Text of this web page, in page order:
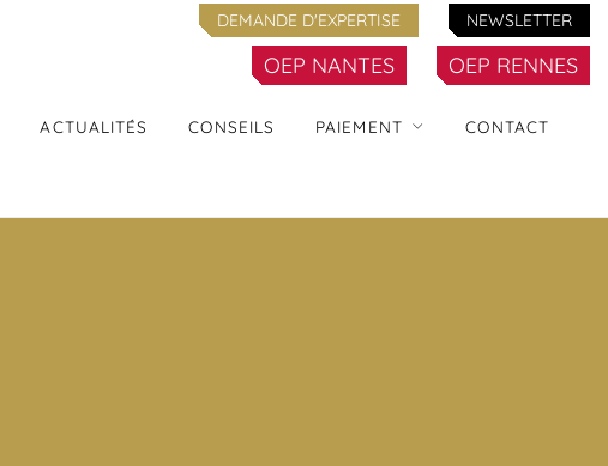
DEMANDE D'EXPERTISE NEWSLETTER
OEP NANTES OEP RENNES
ACTUALITÉS CONSEILS PAIEMENT CONTACT